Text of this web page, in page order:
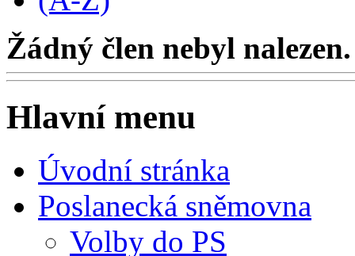
Žádný člen nebyl nalezen.
Hlavní menu
Úvodní stránka
Poslanecká sněmovna
Volby do PS